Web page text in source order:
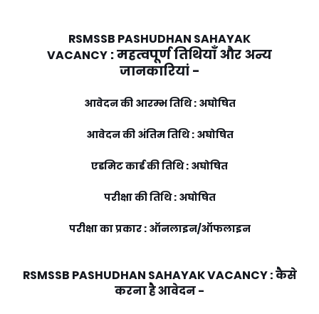
RSMSSB PASHUDHAN SAHAYAK
VACANCY :महत्वपूर्ण तिथियाँ और अन्य
जानकारियां -
आवेदन की आरम्भ तिथि : अघोषित
आवेदन की अंतिम तिथि : अघोषित
एडमिट कार्ड की तिथि : अघोषित
परीक्षा की तिथि : अघोषित
परीक्षा का प्रकार : ऑनलाइन/ऑफलाइन
RSMSSB PASHUDHAN SAHAYAK VACANCY:कैसे
करना है आवेदन -